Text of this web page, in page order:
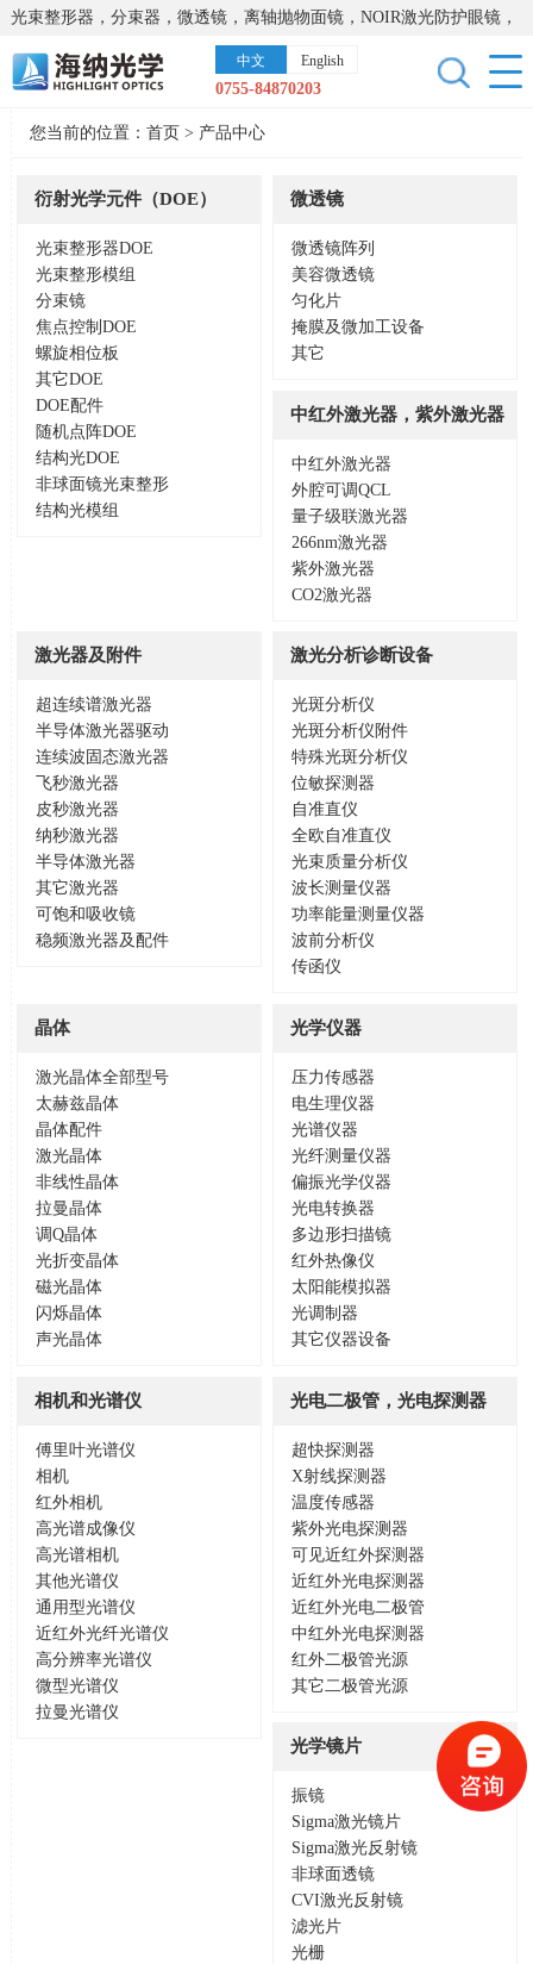
光束整形器，分束器，微透镜，离轴抛物面镜，NOIR激光防护眼镜，
太阳能模拟器，显微镜载物台，激光器，光谱仪，红外热像仪，激光
晶体
中文 English
0755-84870203
您当前的位置： 首页 > 产品中心
衍射光学元件（DOE）
光束整形器DOE
光束整形模组
分束镜
焦点控制DOE
螺旋相位板
其它DOE
DOE配件
随机点阵DOE
结构光DOE
非球面镜光束整形
结构光模组
微透镜
微透镜阵列
美容微透镜
匀化片
掩膜及微加工设备
其它
中红外激光器，紫外激光器
中红外激光器
外腔可调QCL
量子级联激光器
266nm激光器
紫外激光器
CO2激光器
激光器及附件
超连续谱激光器
半导体激光器驱动
连续波固态激光器
飞秒激光器
皮秒激光器
纳秒激光器
半导体激光器
其它激光器
可饱和吸收镜
稳频激光器及配件
激光分析诊断设备
光斑分析仪
光斑分析仪附件
特殊光斑分析仪
位敏探测器
自准直仪
全欧自准直仪
光束质量分析仪
波长测量仪器
功率能量测量仪器
波前分析仪
传函仪
晶体
激光晶体全部型号
太赫兹晶体
晶体配件
激光晶体
非线性晶体
拉曼晶体
调Q晶体
光折变晶体
磁光晶体
闪烁晶体
声光晶体
光学仪器
压力传感器
电生理仪器
光谱仪器
光纤测量仪器
偏振光学仪器
光电转换器
多边形扫描镜
红外热像仪
太阳能模拟器
光调制器
其它仪器设备
相机和光谱仪
傅里叶光谱仪
相机
红外相机
高光谱成像仪
高光谱相机
其他光谱仪
通用型光谱仪
近红外光纤光谱仪
高分辨率光谱仪
微型光谱仪
拉曼光谱仪
光电二极管，光电探测器
超快探测器
X射线探测器
温度传感器
紫外光电探测器
可见近红外探测器
近红外光电探测器
近红外光电二极管
中红外光电探测器
红外二极管光源
其它二极管光源
光学镜片
振镜
Sigma激光镜片
Sigma激光反射镜
非球面透镜
CVI激光反射镜
滤光片
光栅